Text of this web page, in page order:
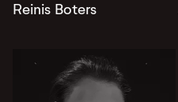
Reinis Boters